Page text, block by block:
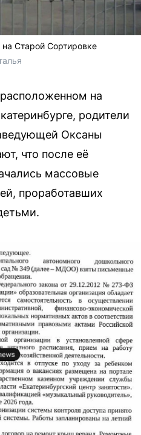
Старой Сортировке
на
родители
Оксаны
что после её
массовые
проработавших